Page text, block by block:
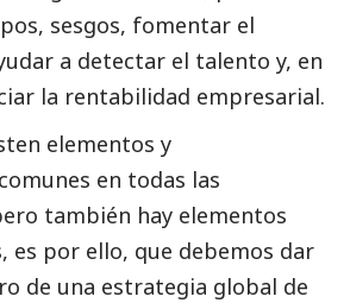
sesgos, fomentar el
a detectar el talento y, en
la rentabilidad empresarial.
elementos y
en todas las
también hay elementos
es por ello, que debemos dar
de una estrategia global de